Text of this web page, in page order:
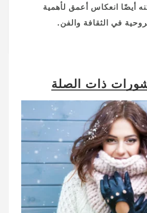
أيضًا انعكاس أعمق لأهمية
في الثقافة والفن.
ذات الصلة